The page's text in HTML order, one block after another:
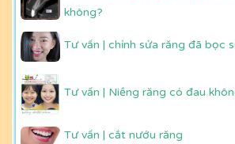
không?
Tư vấn | chỉnh sửa răng đã bọc
Tư vấn | Niềng răng có đau
Tư vấn | cắt nướu răng